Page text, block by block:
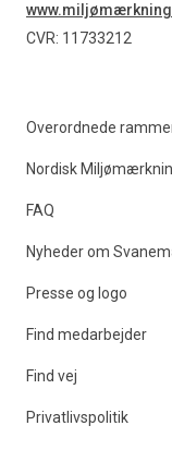
CVR: 11733212
Overordnede
Nordisk
FAQ
Nyheder om
Presse og logo
Find medarbejder
Find vej
Privatlivspolitik